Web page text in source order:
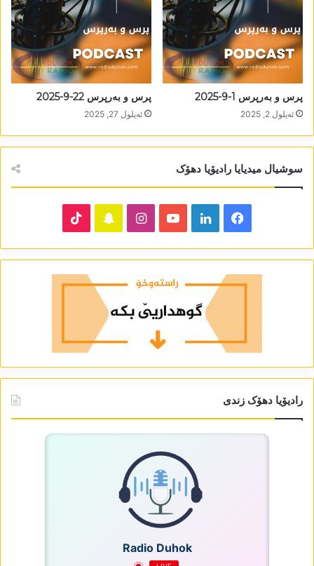
پرس و بەرپرس 1-9-2025
ئه‌یلول 2, 2025
پرس و بەرپرس 22-9-2025
ئه‌یلول 27, 2025
سوشیال میدیایا رادیۆیا دھۆک
Facebook
LinkedIn
YouTube
Instagram
Snapchat
رادیۆیا دھۆک زندی
Radio Duhok